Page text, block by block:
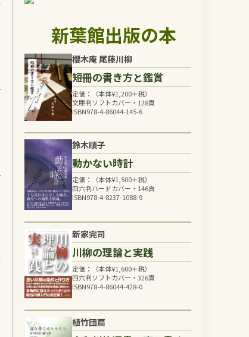
新葉館出版の本
櫻木庵 尾藤川柳
短冊の書き方と鑑賞
定価：（本体¥1,200＋税）
文庫判ソフトカバー・128頁
ISBN978-4-86044-145-6
鈴木順子
動かない時計
定価：（本体¥1,500＋税）
四六判ハードカバー・146頁
ISBN978-4-8237-1088-9
新家完司
川柳の理論と実践
定価：（本体¥1,600＋税）
四六判ソフトカバー・326頁
ISBN978-4-86044-428-0
植竹団扇